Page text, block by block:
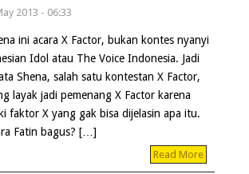
2013 - 06:33
ini acara X Factor, bukan kontes nyanyi
Idol atau The Voice Indonesia. Jadi
Shena, salah satu kontestan X Factor,
layak jadi pemenang X Factor karena
faktor X yang gak bisa dijelasin apa itu.
Fatin bagus? […]
Read More